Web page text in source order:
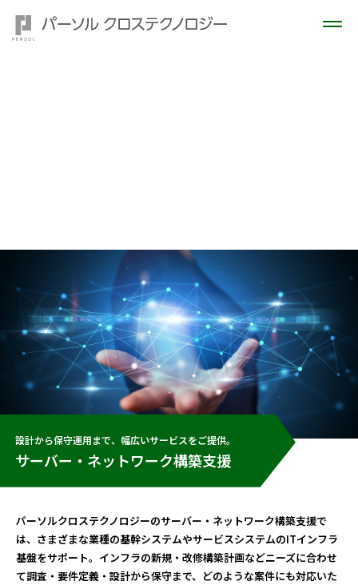
設計から保守運用まで、幅広いサービスをご提供。
サーバー・ネットワーク構築支援
パーソルクロステクノロジーのサーバー・ネットワーク構築支援で
は、さまざまな業種の基幹システムやサービスシステムのITインフラ
基盤をサポート。インフラの新規・改修構築計画などニーズに合わせ
て調査・要件定義・設計から保守まで、どのような案件にも対応いた